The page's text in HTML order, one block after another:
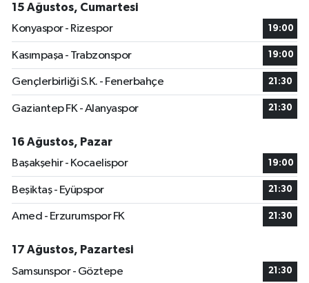
15 Ağustos, Cumartesi
Konyaspor - Rizespor
19:00
Kasımpaşa - Trabzonspor 19:00
Gençlerbirliği S.K. - Fenerbahçe 21:30
Gaziantep FK - Alanyaspor 21:30
16 Ağustos, Pazar
Başakşehir - Kocaelispor
19:00
Beşiktaş - Eyüpspor 21:30
Amed - Erzurumspor FK 21:30
17 Ağustos, Pazartesi
Samsunspor - Göztepe
21:30